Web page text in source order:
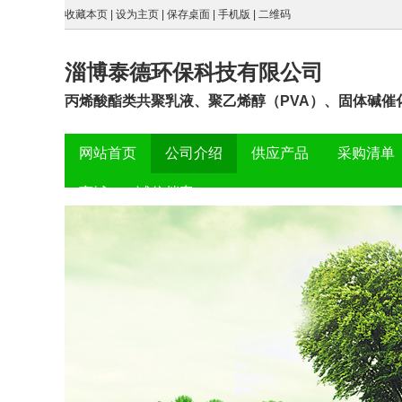
收藏本页 设为主页 保存桌面 手机版 二维码
淄博泰德环保科技有限公司
丙烯酸酯类共聚乳液、聚乙烯醇（PVA）、固体碱催
网站首页 公司介绍 供应产品 采购清单
商城 诚信档案